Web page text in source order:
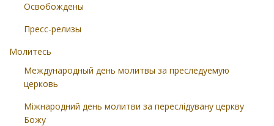
Освобождены
Пресс-релизы
Молитесь
Международный день молитвы за преследуемую
церковь
Міжнародний день молитви за переслідувану церкву
Божу